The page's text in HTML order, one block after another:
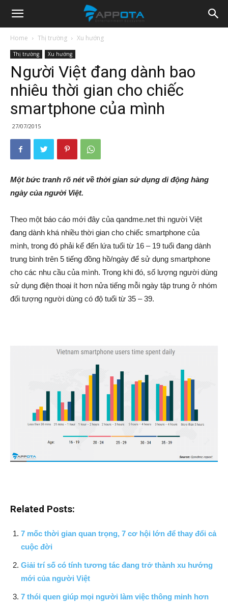
Appota
News
Home Thị trường Xu hướng
Thị trường Xu hướng
Người Việt đang dành bao
nhiêu thời gian cho chiếc
smartphone của mình
27/07/2015
Một bức tranh rõ nét về thời gian sử dụng di động hàng
ngày của người Việt.
Theo một báo cáo mới đây của qandme.net thì người Việt
đang dành khá nhiều thời gian cho chiếc smartphone của
mình, trong đó phải kể đến lứa tuổi từ 16 – 19 tuổi đang dành
trung bình trên 5 tiếng đồng hồ/ngày để sử dụng smartphone
cho các nhu cầu của mình. Trong khi đó, số lượng người dùng
sử dụng điện thoại ít hơn nửa tiếng mỗi ngày tập trung ở nhóm
đối tượng người dùng có độ tuổi từ 35 – 39.
Related Posts:
7 mốc thời gian quan trọng, 7 cơ hội lớn để thay đổi cả
cuộc đời
Giải trí số có tính tương tác đang trở thành xu hướng
mới của người Việt
7 thói quen giúp mọi người làm việc thông minh hơn